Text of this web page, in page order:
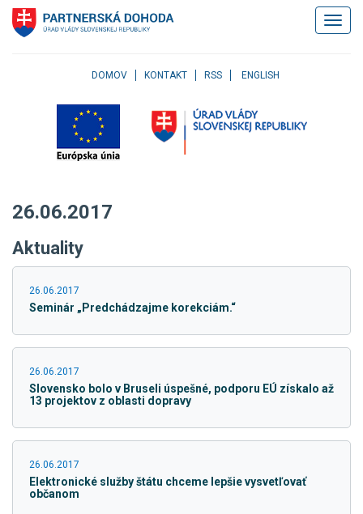
Klávesové
skratky
Skočiť
menu
na
Skočiť
pätičku
stránky
DOMOV KONTAKT RSS ENGLISH
26.06.2017
Aktuality
26.06.2017
Seminár „Predchádzajme korekciám.“
26.06.2017
Slovensko bolo v Bruseli úspešné, podporu EÚ získalo až
13 projektov z oblasti dopravy
26.06.2017
Elektronické služby štátu chceme lepšie vysvetľovať
občanom